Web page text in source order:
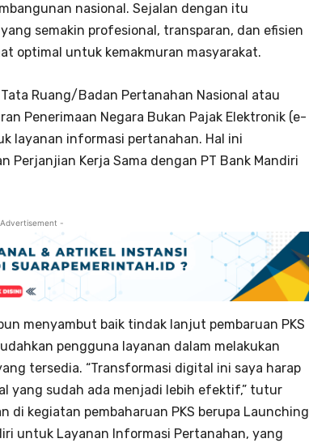
nasional. Sejalan dengan itu
semakin profesional, transparan, dan efisien
optimal untuk kemakmuran masyarakat.
Ruang/Badan Pertanahan Nasional atau
Penerimaan Negara Bukan Pajak Elektronik (e-
layanan informasi pertanahan. Hal ini
Perjanjian Kerja Sama dengan PT Bank Mandiri
-
menyambut baik tindak lanjut pembaruan PKS
pengguna layanan dalam melakukan
tersedia. “Transformasi digital ini saya harap
yang sudah ada menjadi lebih efektif,” tutur
di kegiatan pembaharuan PKS berupa Launching
untuk Layanan Informasi Pertanahan, yang